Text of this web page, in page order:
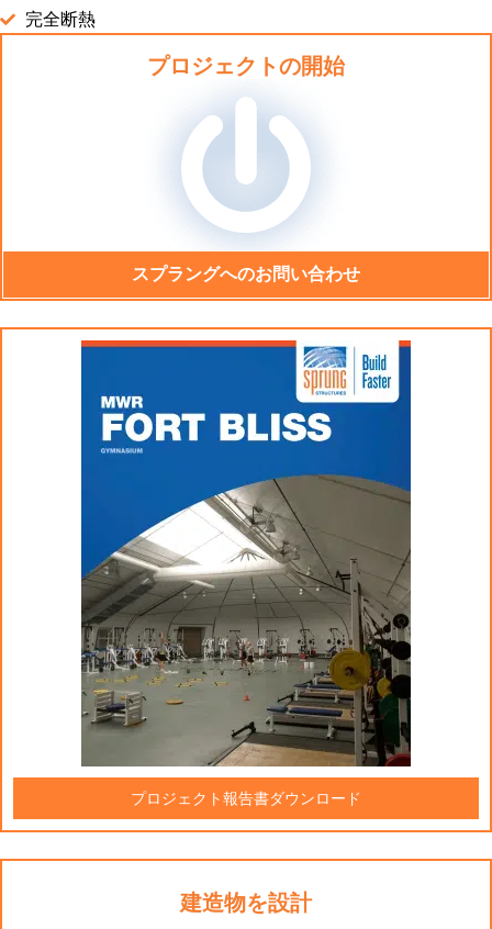
完全断熱
プロジェクトの開始
スプラングへのお問い合わせ
プロジェクト報告書ダウンロード
建造物を設計